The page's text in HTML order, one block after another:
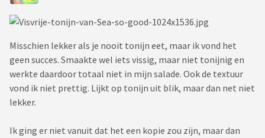
Misschien lekker als je nooit tonijn eet, maar ik vond het
geen succes. Smaakte wel iets vissig, maar niet tonijnig en
werkte daardoor totaal niet in mijn salade. Ook de textuur
vond ik niet prettig. Lijkt op tonijn uit blik, maar dan net niet
lekker.
Ik ging er niet vanuit dat het een kopie zou zijn, maar dan